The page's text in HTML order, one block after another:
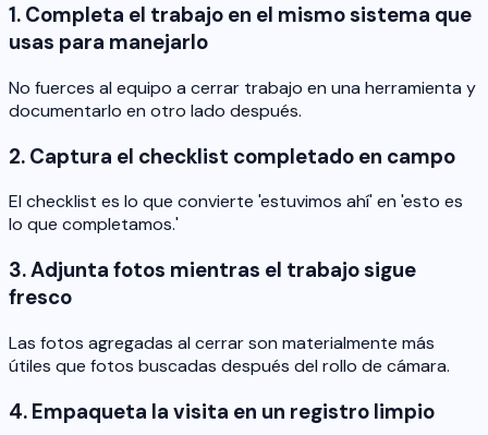
1. Completa el trabajo en el mismo sistema que
usas para manejarlo
No fuerces al equipo a cerrar trabajo en una herramienta y
documentarlo en otro lado después.
2. Captura el checklist completado en campo
El checklist es lo que convierte 'estuvimos ahí' en 'esto es
lo que completamos.'
3. Adjunta fotos mientras el trabajo sigue
fresco
Las fotos agregadas al cerrar son materialmente más
útiles que fotos buscadas después del rollo de cámara.
4. Empaqueta la visita en un registro limpio